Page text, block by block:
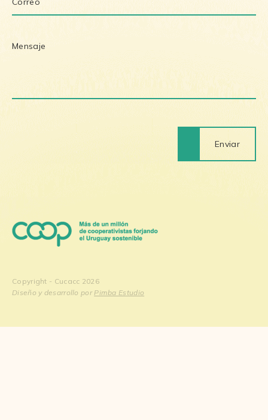
Enviar
Copyright - Cucacc 2026
Diseño y desarrollo por Pimba Estudio